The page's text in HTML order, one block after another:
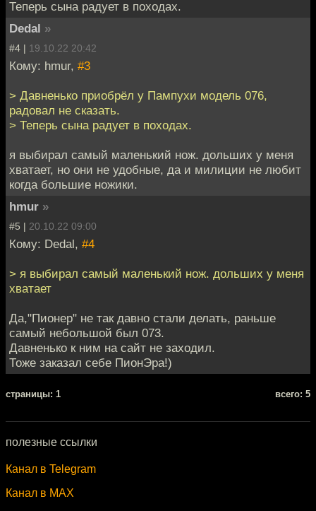
Теперь сына радует в походах.
Dedal »
#4 | 19.10.22 20:42
Кому: hmur, #3
> Давненько приобрёл у Пампухи модель 076,
радовал не сказать.
> Теперь сына радует в походах.
я выбирал самый маленький нож. дольших у меня
хватает, но они не удобные, да и милиции не любит
когда большие ножики.
hmur »
#5 | 20.10.22 09:00
Кому: Dedal, #4
> я выбирал самый маленький нож. дольших у меня
хватает
Да,"Пионер" не так давно стали делать, раньше
самый небольшой был 073.
Давненько к ним на сайт не заходил.
Тоже заказал себе ПионЭра!)
cтраницы: 1 всего: 5
полезные ссылки
Канал в Telegram
Канал в MAX